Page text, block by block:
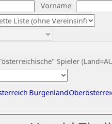
Vorname
Spieler
Burgenland